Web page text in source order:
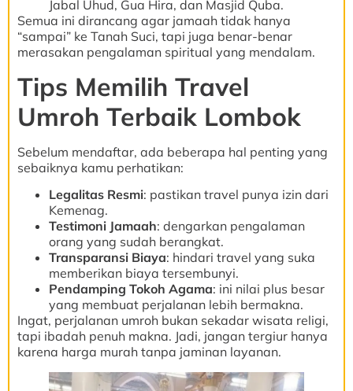
Jabal Uhud, Gua Hira, dan Masjid Quba.
Semua ini dirancang agar jamaah tidak hanya
“sampai” ke Tanah Suci, tapi juga benar-benar
merasakan pengalaman spiritual yang mendalam.
Tips Memilih Travel
Umroh Terbaik Lombok
Sebelum mendaftar, ada beberapa hal penting yang
sebaiknya kamu perhatikan:
Legalitas Resmi: pastikan travel punya izin dari
Kemenag.
Testimoni Jamaah: dengarkan pengalaman
orang yang sudah berangkat.
Transparansi Biaya: hindari travel yang suka
memberikan biaya tersembunyi.
Pendamping Tokoh Agama: ini nilai plus besar
yang membuat perjalanan lebih bermakna.
Ingat, perjalanan umroh bukan sekadar wisata religi,
tapi ibadah penuh makna. Jadi, jangan tergiur hanya
karena harga murah tanpa jaminan layanan.